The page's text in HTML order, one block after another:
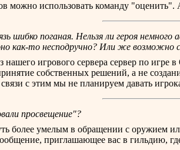
можно использовать команду "оценить".
шибко поганая. Нельзя ли героя
как-то несподручно? Или же возможно
игрового сервера сервер по игре
собственных решений, а не
с этим мы не планируем давать
просвещение"?
более умелым в обращении с оружием
приглашающее вас в гильдию,